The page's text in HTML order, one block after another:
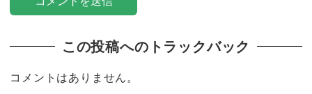
この投稿へのトラックバック
コメントはありません。